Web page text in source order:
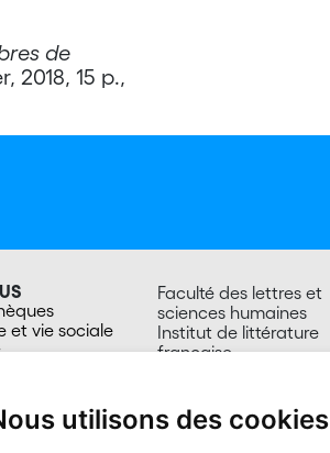
utilisons des cookies
de
2018, 15 p.,
et vie sociale
Faculté des lettres et
sciences humaines
Institut de littérature
française
Suisse